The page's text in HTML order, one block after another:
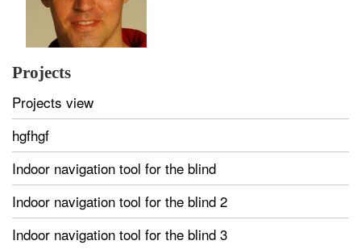
Projects
Projects view
hgfhgf
Indoor navigation tool for the blind
Indoor navigation tool for the blind 2
Indoor navigation tool for the blind 3